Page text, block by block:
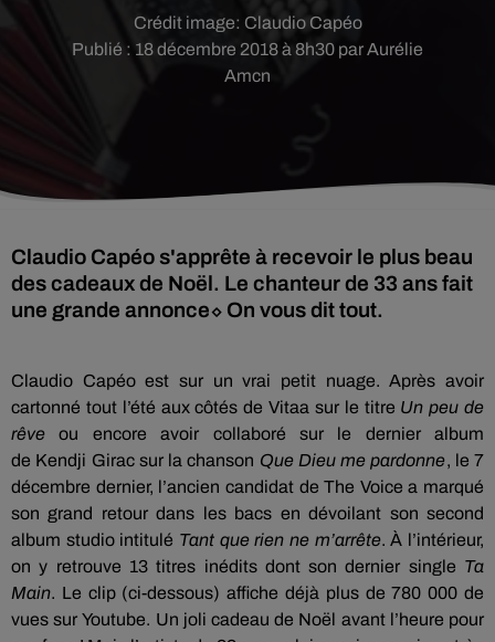
Publié : 18 décembre 2018 à 8h30 par Aurélie
Amcn
Crédit image: Claudio Capéo
Claudio Capéo s'apprête à recevoir le plus beau
des cadeaux de Noël. Le chanteur de 33 ans fait
une grande annonce⬦ On vous dit tout.
Claudio Capéo est sur un vrai petit nuage. Après avoir
cartonné tout l’été aux côtés de Vitaa sur le titre Un peu de
rêve ou encore avoir collaboré sur le dernier album
de Kendji Girac sur la chanson Que Dieu me pardonne, le 7
décembre dernier, l’ancien candidat de The Voice a marqué
son grand retour dans les bacs en dévoilant son second
album studio intitulé Tant que rien ne m’arrête. À l’intérieur,
on y retrouve 13 titres inédits dont son dernier single Ta
Main. Le clip (ci-dessous) affiche déjà plus de 780 000 de
vues sur Youtube. Un joli cadeau de Noël avant l’heure pour